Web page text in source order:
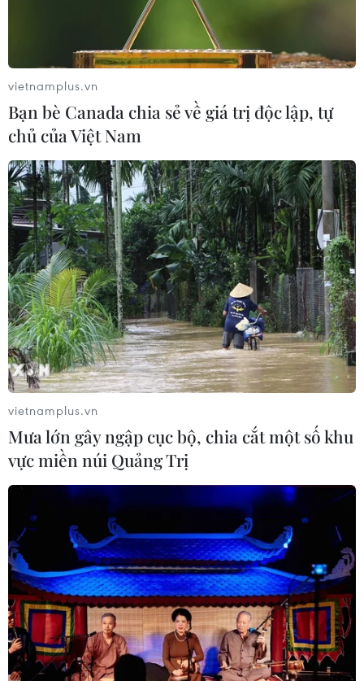
#học bổng
#Báo chí cách mạng
Theo dõi VietnamPlus
TIN LIÊN QUAN
Hội thảo “Kinh tế truyền thông:
Lý luận thực tiễn và kinh nghiệm"
01/10/2021 04:17
Sáng 1/10, Học viện Báo chí và Tuyên truyền phối hợp
vietnamplus.vn
Bạn bè Canada chia sẻ về giá trị độc lập, tự
chủ của Việt Nam
vietnamplus.vn
Mưa lớn gây ngập cục bộ, chia cắt một số khu
vực miền núi Quảng Trị